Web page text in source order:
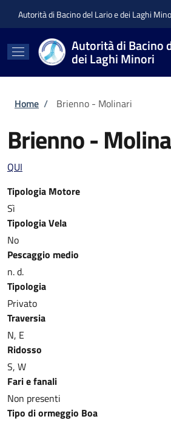
Autorità di Bacino del Lario e dei Laghi
Autorità di Bacino
dei Laghi Minori
Briciole di pane
Home / Brienno - Molinari
Brienno -
QUI
Tipologia Motore
Sì
Tipologia Vela
No
Pescaggio medio
n. d.
Tipologia
Privato
Traversia
N, E
Ridosso
S, W
Fari e fanali
Non presenti
Tipo di ormeggio Boa